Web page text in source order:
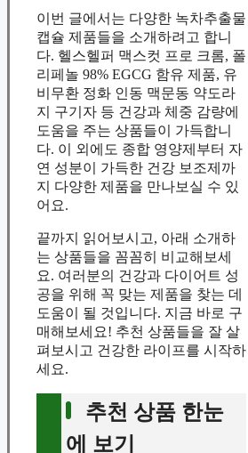
이번 글에서는 다양한 녹차추출물
캡슐 제품들을 소개하려고 합니
다. 헬스헬퍼 맥스컷 프로 크롬, 폴
리페놀 98% EGCG 함유 제품, 유
비무환 정화 인동 맥문동 약도라
지 구기자 등 건강과 체중 감량에
도움을 주는 상품들이 가득합니
다. 이 외에도 종합 영양제부터 자
연 성분이 가득한 건강 보조제까
지 다양한 제품을 만나보실 수 있
어요.
끝까지 읽어보시고, 아래 소개하
는 상품들을 꼼꼼히 비교해보세
요. 여러분의 건강과 다이어트 성
공을 위해 꼭 맞는 제품을 찾는 데
도움이 될 것입니다. 지금 바로 구
매해보세요! 추천 상품들을 잘 살
펴보시고 건강한 라이프를 시작하
세요.
추천 상품 한눈
에 보기